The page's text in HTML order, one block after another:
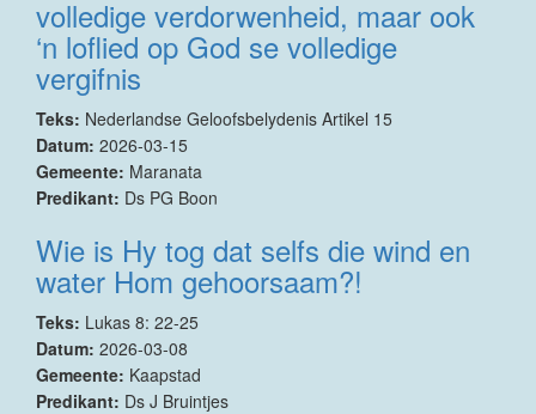
volledige verdorwenheid, maar ook
‘n loflied op God se volledige
vergifnis
Teks: Nederlandse Geloofsbelydenis Artikel 15
Datum: 2026-03-15
Gemeente: Maranata
Predikant: Ds PG Boon
Wie is Hy tog dat selfs die wind en
water Hom gehoorsaam?!
Teks: Lukas 8: 22-25
Datum: 2026-03-08
Gemeente: Kaapstad
Predikant: Ds J Bruintjes